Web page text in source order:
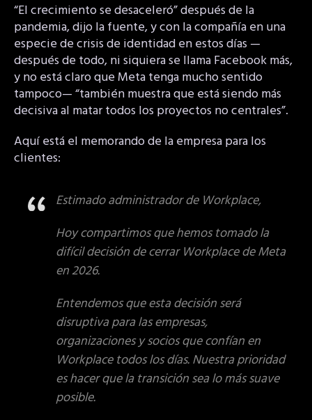
“El crecimiento se desaceleró” después de la
pandemia, dijo la fuente, y con la compañía en una
especie de crisis de identidad en estos días —
después de todo, ni siquiera se llama Facebook más,
y no está claro que Meta tenga mucho sentido
tampoco— “también muestra que está siendo más
decisiva al matar todos los proyectos no centrales”.
Aquí está el memorando de la empresa para los
clientes:
Estimado administrador de Workplace,
Hoy compartimos que hemos tomado la
difícil decisión de cerrar Workplace de Meta
en 2026.
Entendemos que esta decisión será
disruptiva para las empresas,
organizaciones y socios que confían en
Workplace todos los días. Nuestra prioridad
es hacer que la transición sea lo más suave
posible.